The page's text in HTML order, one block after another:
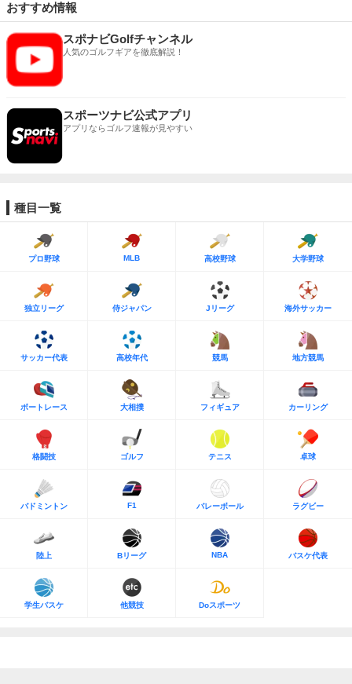
おすすめ情報
スポナビGolfチャンネル
人気のゴルフギアを徹底解説！
スポーツナビ公式アプリ
アプリならゴルフ速報が見やすい
種目一覧
プロ野球 MLB 高校野球 大学野球
独立リーグ 侍ジャパン Jリーグ 海外サッカー
サッカー代表 高校年代 競馬 地方競馬
ボートレース 大相撲 フィギュア カーリング
格闘技 ゴルフ テニス 卓球
バドミントン F1 バレーボール ラグビー
陸上 Bリーグ NBA バスケ代表
学生バスケ 他競技 Doスポーツ